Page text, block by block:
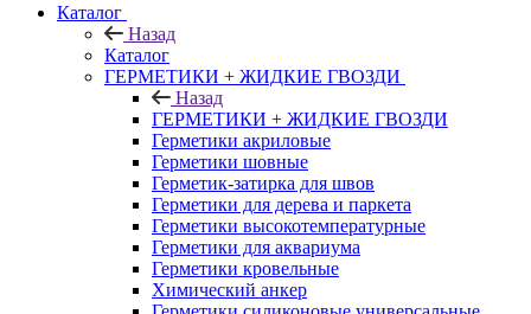
Каталог
Назад
Каталог
ГЕРМЕТИКИ + ЖИДКИЕ ГВОЗДИ
Назад
ГЕРМЕТИКИ + ЖИДКИЕ ГВОЗДИ
Герметики акриловые
Герметики шовные
Герметик-затирка для швов
Герметики для дерева и паркета
Герметики высокотемпературные
Герметики для аквариума
Герметики кровельные
Химический анкер